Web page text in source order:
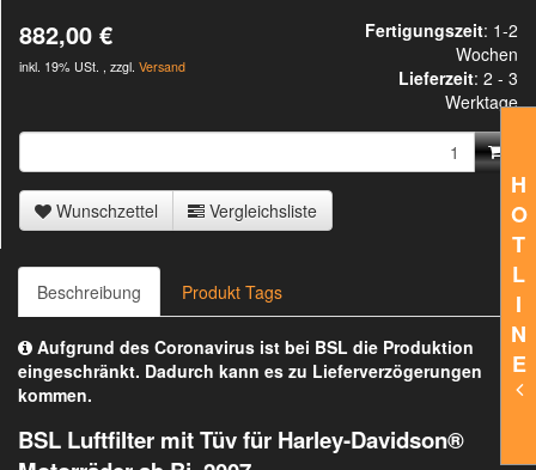
H
O
T
L
I
N
E
882,00 €
inkl. 19% USt. , zzgl. Versand
Fertigungszeit: 1-2
Wochen
Lieferzeit: 2 - 3
Werktage
Wunschzettel Vergleichsliste
Beschreibung Produkt Tags
Aufgrund des Coronavirus ist bei BSL die Produktion
eingeschränkt. Dadurch kann es zu Lieferverzögerungen
kommen.
BSL Luftfilter mit Tüv für Harley-Davidson®